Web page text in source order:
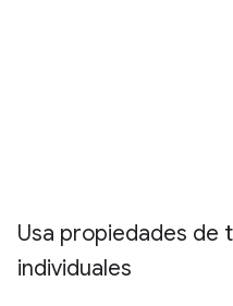
Usa propiedades de
individuales